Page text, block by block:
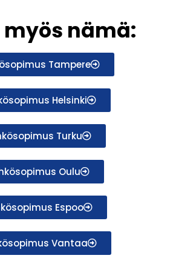
myös nämä:
Tampere
Helsinki
Turku
Oulu
Espoo
Vantaa